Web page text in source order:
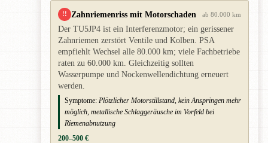
!! Zahnriemenriss mit Motorschaden ab 80.000 km
Der TU5JP4 ist ein Interferenzmotor; ein gerissener
Zahnriemen zerstört Ventile und Kolben. PSA
empfiehlt Wechsel alle 80.000 km; viele Fachbetriebe
raten zu 60.000 km. Gleichzeitig sollten
Wasserpumpe und Nockenwellendichtung erneuert
werden.
Symptome: Plötzlicher Motorstillstand, kein Anspringen mehr
möglich, metallische Schlaggeräusche im Vorfeld bei
Riemenabnutzung
200–500 €